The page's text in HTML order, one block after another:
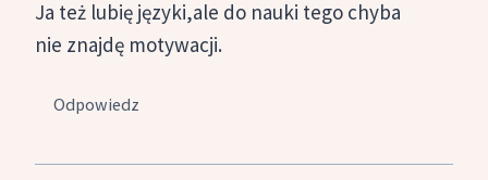
Ja też lubię języki,ale do nauki tego chyba
nie znajdę motywacji.
Odpowiedz